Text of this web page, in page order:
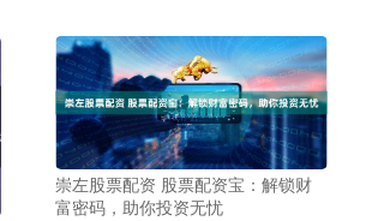
崇左股票配资 股票配资宝：解锁财
富密码，助你投资无忧